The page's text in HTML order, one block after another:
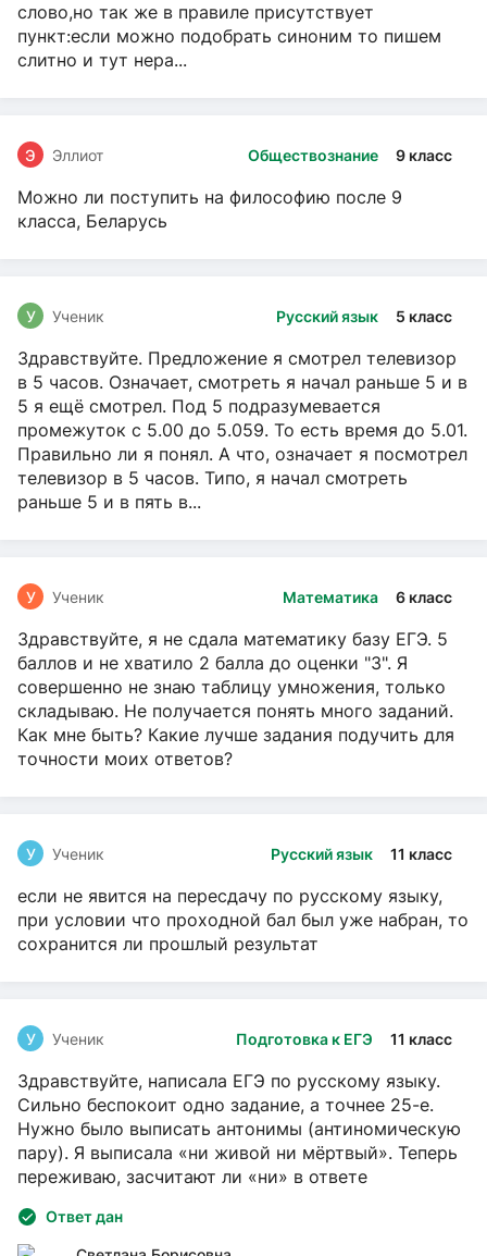
слово,но так же в правиле присутствует
пункт:если можно подобрать синоним то пишем
слитно и тут нера...
Обществознание 9 класс
Э Эллиот
Можно ли поступить на философию после 9
класса, Беларусь
Русский язык 5 класс
У Ученик
Здравствуйте. Предложение я смотрел телевизор
в 5 часов. Означает, смотреть я начал раньше 5 и в
5 я ещё смотрел. Под 5 подразумевается
промежуток с 5.00 до 5.059. То есть время до 5.01.
Правильно ли я понял. А что, означает я посмотрел
телевизор в 5 часов. Типо, я начал смотреть
раньше 5 и в пять в...
Математика 6 класс
У Ученик
Здравствуйте, я не сдала математику базу ЕГЭ. 5
баллов и не хватило 2 балла до оценки "3". Я
совершенно не знаю таблицу умножения, только
складываю. Не получается понять много заданий.
Как мне быть? Какие лучше задания подучить для
точности моих ответов?
Русский язык 11 класс
У Ученик
если не явится на пересдачу по русскому языку,
при условии что проходной бал был уже набран, то
сохранится ли прошлый результат
Подготовка к ЕГЭ 11 класс
У Ученик
Здравствуйте, написала ЕГЭ по русскому языку.
Сильно беспокоит одно задание, а точнее 25-е.
Нужно было выписать антонимы (антиномическую
пару). Я выписала «ни живой ни мёртвый». Теперь
переживаю, засчитают ли «ни» в ответе
Ответ дан